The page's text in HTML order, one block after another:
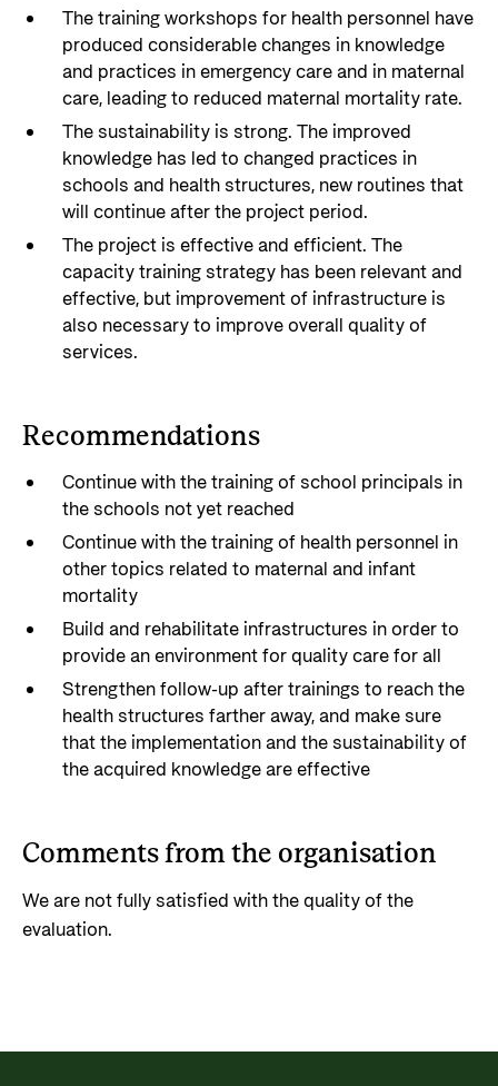
The training workshops for health personnel have
produced considerable changes in knowledge
and practices in emergency care and in maternal
care, leading to reduced maternal mortality rate.
The sustainability is strong. The improved
knowledge has led to changed practices in
schools and health structures, new routines that
will continue after the project period.
The project is effective and efficient. The
capacity training strategy has been relevant and
effective, but improvement of infrastructure is
also necessary to improve overall quality of
services.
Recommendations
Continue with the training of school principals in
the schools not yet reached
Continue with the training of health personnel in
other topics related to maternal and infant
mortality
Build and rehabilitate infrastructures in order to
provide an environment for quality care for all
Strengthen follow-up after trainings to reach the
health structures farther away, and make sure
that the implementation and the sustainability of
the acquired knowledge are effective
Comments from the organisation
We are not fully satisfied with the quality of the
evaluation.